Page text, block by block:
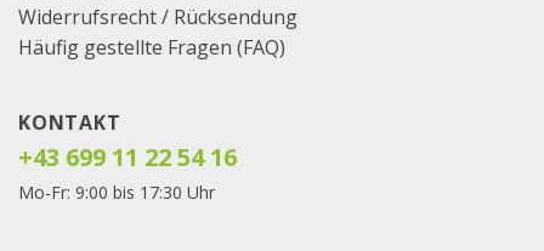
Widerrufsrecht / Rücksendung
Häufig gestellte Fragen (FAQ)
KONTAKT
+43 699 11 22 54 16
Mo-Fr: 9:00 bis 17:30 Uhr